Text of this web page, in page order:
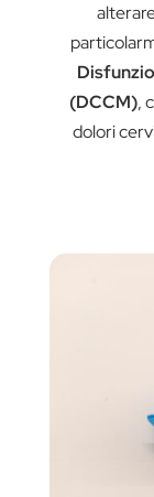
(DCCM),
dolori